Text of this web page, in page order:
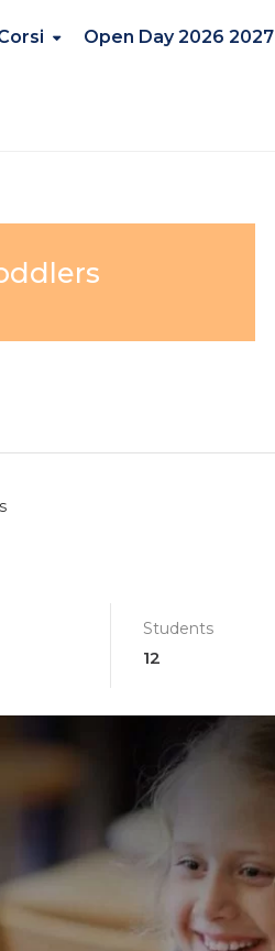
Open Day 2026 2027
Students
12